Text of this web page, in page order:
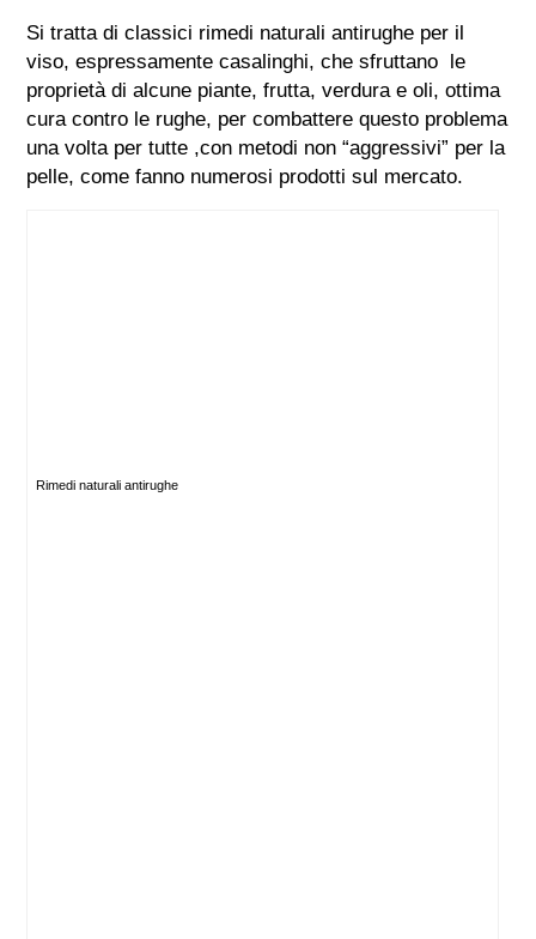
Si tratta di classici rimedi naturali antirughe per il
viso, espressamente casalinghi, che sfruttano le
proprietà di alcune piante, frutta, verdura e oli, ottima
cura contro le rughe, per combattere questo problema
una volta per tutte ,con metodi non “aggressivi” per la
pelle, come fanno numerosi prodotti sul mercato.
Rimedi naturali antirughe